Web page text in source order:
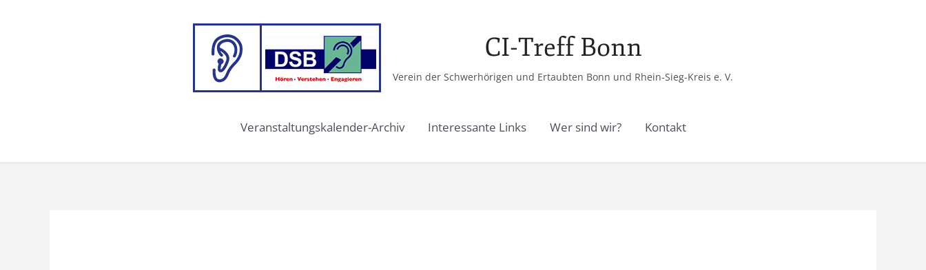
CI-Treff Bonn
Verein der Schwerhörigen und Ertaubten Bonn und Rhein-Sieg-Kreis e. V.
Veranstaltungskalender-Archiv Interessante Links Wer sind wir? Kontakt